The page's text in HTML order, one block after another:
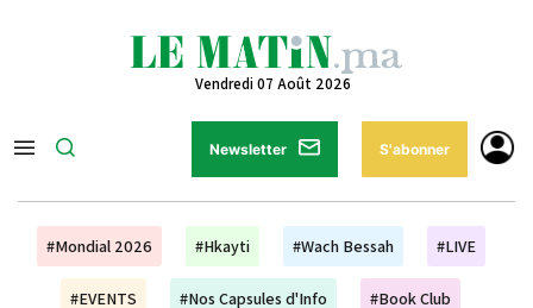
Vendredi 07 Août 2026
Newsletter S'abonner
#Mondial 2026 #Hkayti #Wach Bessah #LIVE
#EVENTS #Nos Capsules d'Info #Book Club